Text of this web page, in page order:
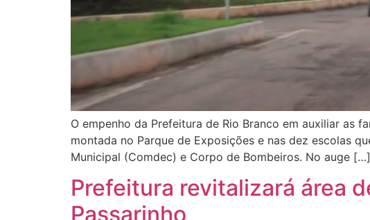
O empenho da Prefeitura de Rio Branco em auxiliar as
montada no Parque de Exposições e nas dez escolas
Municipal (Comdec) e Corpo de Bombeiros. No auge […]
Prefeitura revitalizará área
Passarinho